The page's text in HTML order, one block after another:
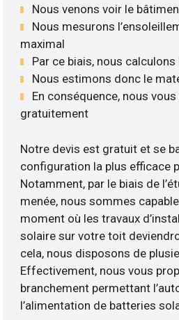
Nous venons voir le
Nous mesurons
maximal
Par ce biais, nous calculons
Nous estimons donc le
En conséquence, nous
gratuitement
Notre devis est gratuit et se
configuration la plus efficace
Notamment, par le biais de
menée, nous sommes
moment où les travaux
solaire sur votre toit
cela, nous disposons de
Effectivement, nous vous
branchement permettant
l’alimentation de batteries